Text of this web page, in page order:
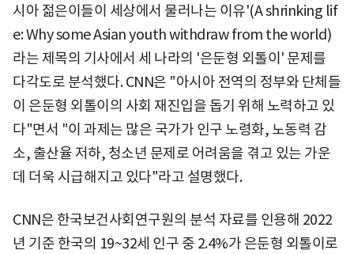
시아 젊은이들이 세상에서 물러나는 이유'(A shrinking lif
e: Why some Asian youth withdraw from the world)
라는 제목의 기사에서 세 나라의 '은둔형 외톨이' 문제를
다각도로 분석했다. CNN은 "아시아 전역의 정부와 단체들
이 은둔형 외톨이의 사회 재진입을 돕기 위해 노력하고 있
다"면서 "이 과제는 많은 국가가 인구 노령화, 노동력 감
소, 출산율 저하, 청소년 문제로 어려움을 겪고 있는 가운
데 더욱 시급해지고 있다"라고 설명했다.
CNN은 한국보건사회연구원의 분석 자료를 인용해 2022
년 기준 한국의 19~32세 인구 중 2.4%가 은둔형 외톨이로